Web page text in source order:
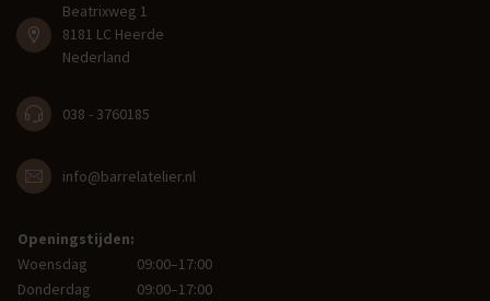
Beatrixweg 1
8181 LC Heerde
Nederland
038 - 3760185
info@barrelatelier.nl
Openingstijden:
Woensdag
09:00–17:00
Donderdag
09:00–17:00